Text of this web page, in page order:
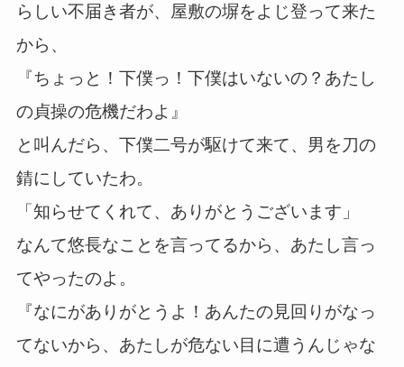
らしい不届き者が、屋敷の塀をよじ登って来た
から、
『ちょっと！下僕っ！下僕はいないの？あたし
の貞操の危機だわよ』
と叫んだら、下僕二号が駆けて来て、男を刀の
錆にしていたわ。
「知らせてくれて、ありがとうございます」
なんて悠長なことを言ってるから、あたし言っ
てやったのよ。
『なにがありがとうよ！あんたの見回りがなっ
てないから、あたしが危ない目に遭うんじゃな